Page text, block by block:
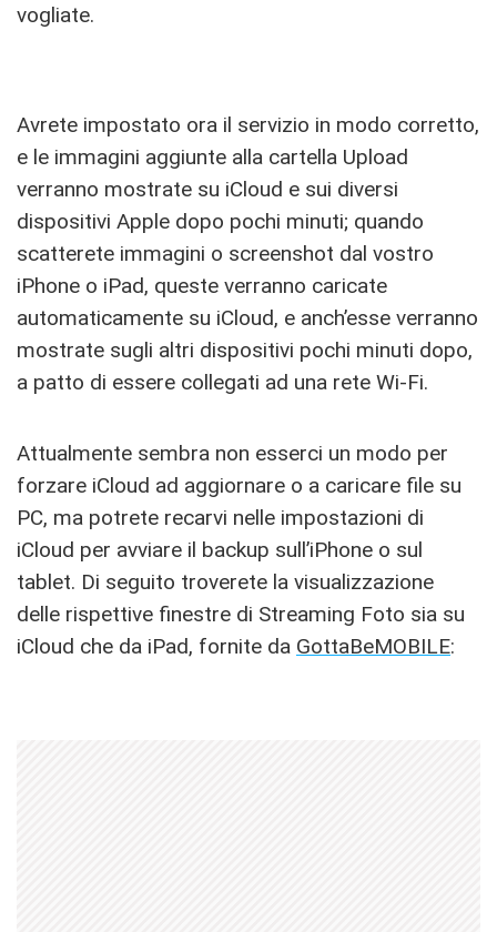
vogliate.
Avrete impostato ora il servizio in modo corretto,
e le immagini aggiunte alla cartella Upload
verranno mostrate su iCloud e sui diversi
dispositivi Apple dopo pochi minuti; quando
scatterete immagini o screenshot dal vostro
iPhone o iPad, queste verranno caricate
automaticamente su iCloud, e anch’esse verranno
mostrate sugli altri dispositivi pochi minuti dopo,
a patto di essere collegati ad una rete Wi-Fi.
Attualmente sembra non esserci un modo per
forzare iCloud ad aggiornare o a caricare file su
PC, ma potrete recarvi nelle impostazioni di
iCloud per avviare il backup sull’iPhone o sul
tablet. Di seguito troverete la visualizzazione
delle rispettive finestre di Streaming Foto sia su
iCloud che da iPad, fornite da GottaBeMOBILE: